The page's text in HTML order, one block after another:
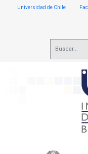
Universidad de Chile